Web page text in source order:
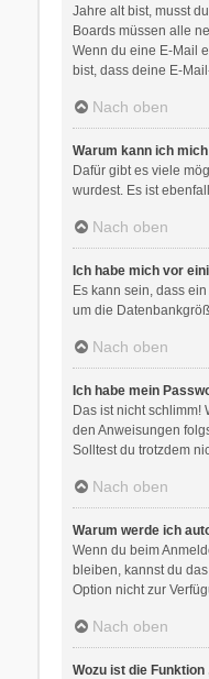
Jahre alt bist, musst
Boards müssen alle
Wenn du eine E-Mail
bist, dass deine E-
Nach oben
Warum kann ich
Dafür gibt es viele
wurdest. Es ist
Nach oben
Ich habe mich vor
Es kann sein, dass
um die
Nach oben
Ich habe mein
Das ist nicht schlimm!
den Anweisungen
Solltest du trotzdem
Nach oben
Warum werde ich
Wenn du beim
bleiben, kannst du
Option nicht zur
Nach oben
Wozu ist die